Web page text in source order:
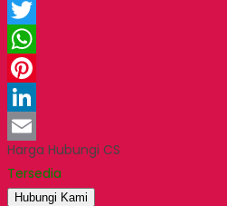
Facebook
Twitter
WhatsApp
Pinterest
LinkedIn
Email
Harga Hubungi CS
Tersedia
Hubungi Kami